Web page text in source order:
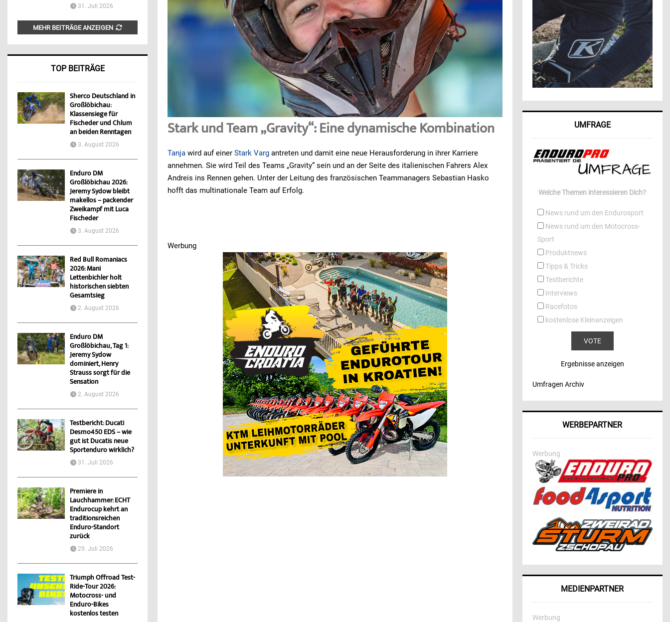
Stark und Team „Gravity“: Eine dynamische Kombination
Tanjawird auf einerStark Varg antreten und damit eine neue Herausforderung in ihrer Karriere
annehmen. Sie wird Teil des Teams „Gravity“ sein und an der Seite des italienischen Fahrers Alex
Andreis ins Rennen gehen. Unter der Leitung des französischen Teammanagers Sebastian Hasko
hofft das multinationale Team auf Erfolg.
Werbung
Werbung
31. Juli 2026
MEHR BEITRÄGE ANZEIGEN
TOP BEITRÄGE
Sherco Deutschland in
Großlöbichau:
Klassensiege für
Fischeder und Chlum
an beiden Renntagen
3. August 2026
Enduro DM
Großlöbichau 2026:
Jeremy Sydow bleibt
makellos – packender
Zweikampf mit Luca
Fischeder
3. August 2026
Red Bull Romaniacs
2026: Mani
Lettenbichler holt
historischen siebten
Gesamtsieg
2. August 2026
Enduro DM
Großlöbichau, Tag 1:
Jeremy Sydow
dominiert, Henry
Strauss sorgt für die
Sensation
2. August 2026
Testbericht: Ducati
Desmo450 EDS – wie
gut ist Ducatis neue
Sportenduro wirklich?
31. Juli 2026
Premiere in
Lauchhammer: ECHT
Endurocup kehrt an
traditionsreichen
Enduro-Standort
zurück
29. Juli 2026
Triumph Offroad Test-
Ride-Tour 2026:
Motocross- und
Enduro-Bikes
kostenlos testen
UMFRAGE
Welche Themen interessieren Dich?
News rund um den Endurosport
News rund um den Motocross-
Sport
Produktnews
Tipps & Tricks
Testberichte
Interviews
Racefotos
kostenlose Kleinanzeigen
Ergebnisse anzeigen
Umfragen Archiv
WERBEPARTNER
Werbung
MEDIENPARTNER
Werbung